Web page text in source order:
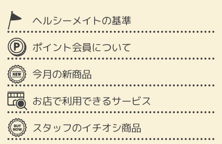
ヘルシーメイトの基準
ポイント会員について
今月の新商品
お店で利用できるサービス
スタッフのイチオシ商品